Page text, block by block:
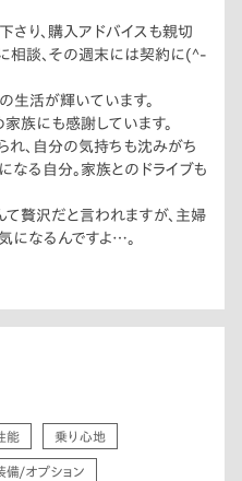
り、購入アドバイスも親切
相談、その週末には契約に(^-
生活が輝いています。
族にも感謝しています。
、自分の気持ちも沈みがち
なる自分。家族とのドライブも
贅沢だと言われますが、主婦
になるんですよ…。
能 乗り心地
備/オプション